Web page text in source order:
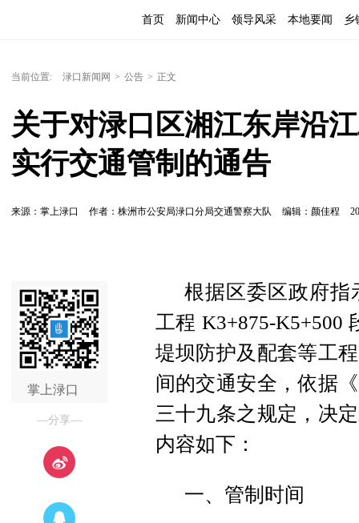
首页 新闻中心 领导风采 本地要闻 乡
当前位置: 渌口新闻网 > 公告 > 正文
关于对渌口区湘江东岸沿
实行交通管制的通告
来源：掌上渌口 作者：株洲市公安局渌口分局交通警察大队 编辑：颜佳程
掌上渌口
—分享—
根据区委区政府指
工程 K3+875-K5+500
堤坝防护及配套等工
间的交通安全，依据
三十九条之规定，决
内容如下：
一、管制时间